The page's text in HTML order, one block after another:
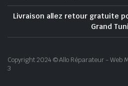
Livraison allez retour gratuite
Grand
Copyright 2024 © Allo Réparateur - Web
3